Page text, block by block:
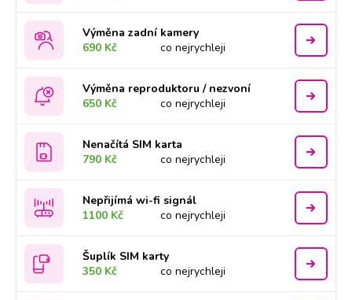
Výměna zadní kamery
690 Kč
co nejrychleji
Výměna reproduktoru / nezvoní
650 Kč
co nejrychleji
Nenačítá SIM karta
790 Kč
co nejrychleji
Nepřijímá wi-fi signál
1100 Kč
co nejrychleji
Šuplík SIM karty
350 Kč
co nejrychleji